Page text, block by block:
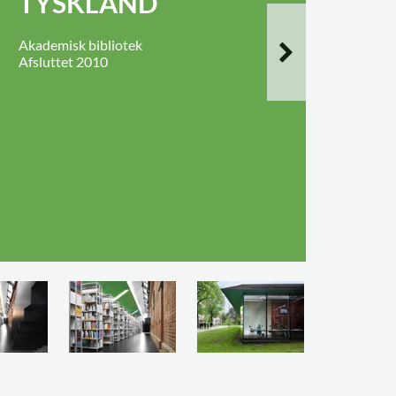
Akademisk bibliotek
Afsluttet 2010